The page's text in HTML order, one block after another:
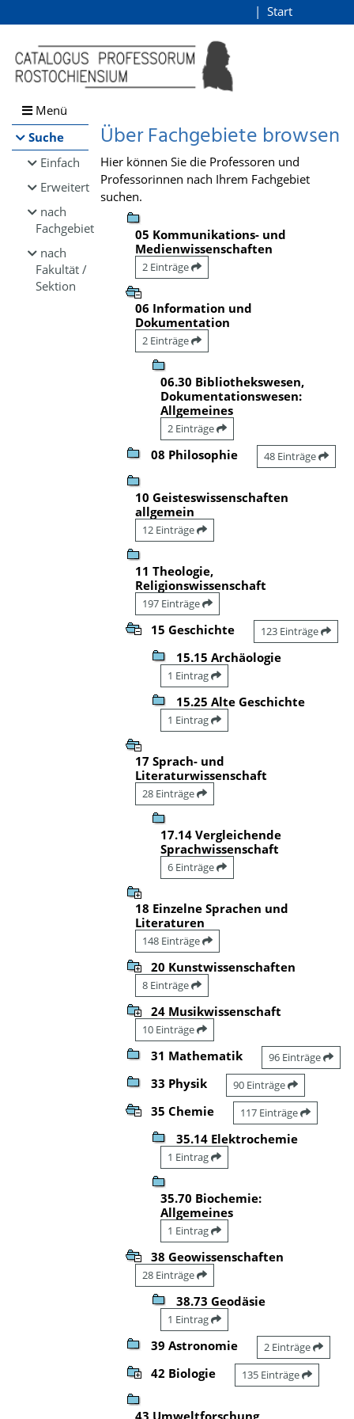
Browsen
direkt zum Inhalt
Start
Menü
Suche
Einfach
Erweitert
nach
Fachgebiet
nach
Fakultät /
Sektion
Über Fachgebiete browsen
Hier können Sie die Professoren und
Professorinnen nach Ihrem Fachgebiet
suchen.
05 Kommunikations- und
Medienwissenschaften
2 Einträge
06 Information und
Dokumentation
2 Einträge
06.30 Bibliothekswesen,
Dokumentationswesen:
Allgemeines
2 Einträge
08 Philosophie 48 Einträge
10 Geisteswissenschaften
allgemein
12 Einträge
11 Theologie,
Religionswissenschaft
197 Einträge
15 Geschichte 123 Einträge
15.15 Archäologie
1 Eintrag
15.25 Alte Geschichte
1 Eintrag
17 Sprach- und
Literaturwissenschaft
28 Einträge
17.14 Vergleichende
Sprachwissenschaft
6 Einträge
18 Einzelne Sprachen und
Literaturen
148 Einträge
20 Kunstwissenschaften
8 Einträge
24 Musikwissenschaft
10 Einträge
31 Mathematik 96 Einträge
33 Physik 90 Einträge
35 Chemie 117 Einträge
35.14 Elektrochemie
1 Eintrag
35.70 Biochemie:
Allgemeines
1 Eintrag
38 Geowissenschaften
28 Einträge
38.73 Geodäsie
1 Eintrag
39 Astronomie 2 Einträge
42 Biologie 135 Einträge
43 Umweltforschung,